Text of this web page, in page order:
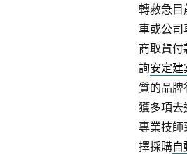
轉救急目
車或公司
商取貨
詢安定建
質的品
獲多項去
專業技師
擇採購自